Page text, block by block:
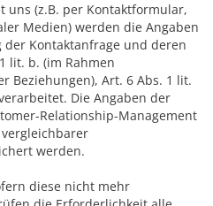
uns (z.B. per Kontaktformular,
Medien) werden die Angaben
Kontaktanfrage und deren
lit. b. (im Rahmen
Beziehungen), Art. 6 Abs. 1 lit.
Die Angaben der
Relationship-Management
vergleichbarer
werden.
diese nicht mehr